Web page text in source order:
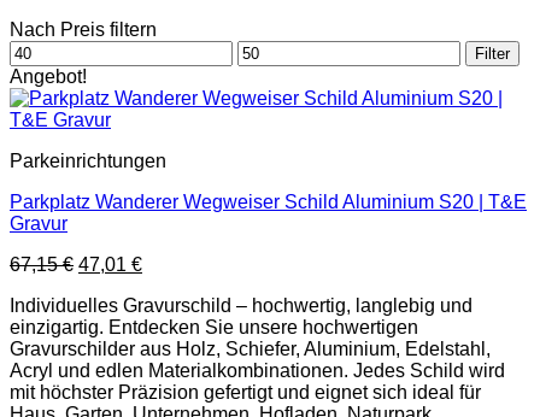
Nach Preis filtern
Min.
Preis
Max.
Preis
Filter
Angebot!
Parkeinrichtungen
Parkplatz Wanderer Wegweiser Schild Aluminium S20 | T&E
Gravur
67,15€ Ursprünglicher
war:
67,15 €
47,01 €Aktueller
ist:
47,01 €.
Individuelles Gravurschild – hochwertig, langlebig und
einzigartig. Entdecken Sie unsere hochwertigen
Gravurschilder aus Holz, Schiefer, Aluminium, Edelstahl,
Acryl und edlen Materialkombinationen. Jedes Schild wird
mit höchster Präzision gefertigt und eignet sich ideal für